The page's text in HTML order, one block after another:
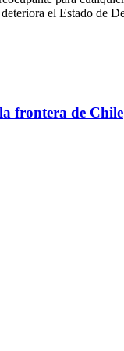
el Estado de
frontera de Chile